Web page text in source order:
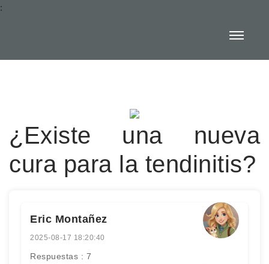
:
¿Existe una nueva
cura para la tendinitis?
Eric Montañez
2025-08-17 18:20:40
Respuestas : 7